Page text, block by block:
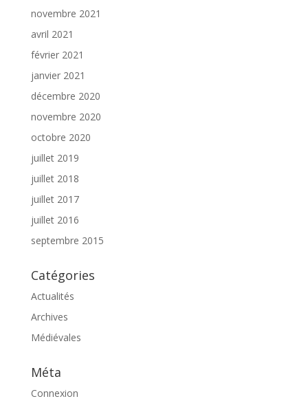
novembre 2021
avril 2021
février 2021
janvier 2021
décembre 2020
novembre 2020
octobre 2020
juillet 2019
juillet 2018
juillet 2017
juillet 2016
septembre 2015
Catégories
Actualités
Archives
Médiévales
Méta
Connexion